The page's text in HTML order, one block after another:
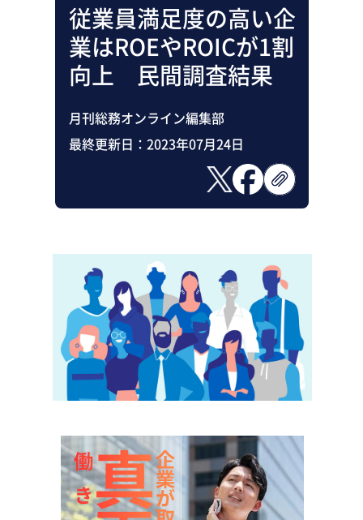
従業員満足度の高い企
業はROEやROICが1割
向上 民間調査結果
月刊総務オンライン編集部
最終更新日： 2023年07月24日